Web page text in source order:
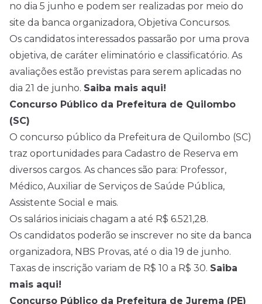
no dia 5 junho e podem ser realizadas por meio do
site da banca organizadora, Objetiva Concursos.
Os candidatos interessados passarão por uma prova
objetiva, de caráter eliminatório e classificatório. As
avaliações estão previstas para serem aplicadas no
dia 21 de junho. Saiba mais aqui!
Concurso Público da Prefeitura de Quilombo
(SC)
O concurso público da Prefeitura de Quilombo (SC)
traz oportunidades para Cadastro de Reserva em
diversos cargos. As chances são para: Professor,
Médico, Auxiliar de Serviços de Saúde Pública,
Assistente Social e mais.
Os salários iniciais chagam a até R$ 6.521,28.
Os candidatos poderão se inscrever no site da banca
organizadora, NBS Provas, até o dia 19 de junho.
Taxas de inscrição variam de R$ 10 a R$ 30. Saiba
mais aqui!
Concurso Público da Prefeitura de Jurema (PE)